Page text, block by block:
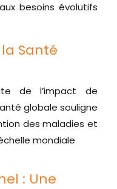
besoins évolutifs
Santé
de l’impact de
globale souligne
des maladies et
mondiale
: Une